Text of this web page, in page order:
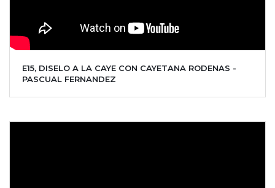
E15, DISELO A LA CAYE CON CAYETANA RODENAS -
PASCUAL FERNANDEZ